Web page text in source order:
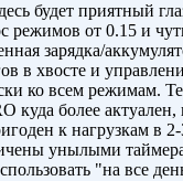
будет приятный
режимов от 0.15 и
зарядка/
в хвосте и
ко всем режимам.
куда более актуален,
к нагрузкам в
унылыми
"на все